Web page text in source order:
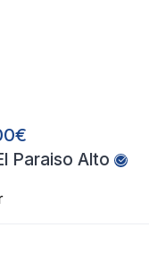
Paraiso Alto